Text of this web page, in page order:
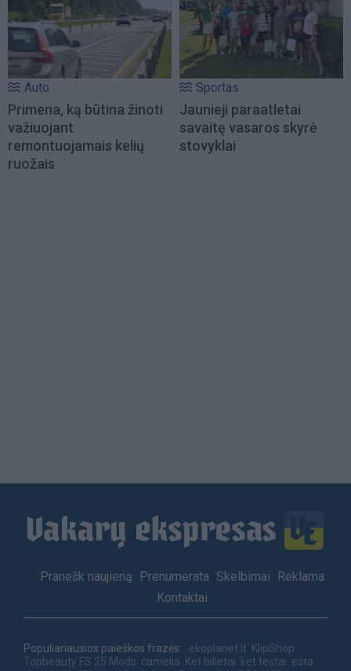
Auto
Primena, ką būtina žinoti
važiuojant
remontuojamais kelių
ruožais
Sportas
Jaunieji paraatletai
savaitę vasaros skyrė
stovyklai
Footer
Pranešk naujieną Prenumerata Skelbimai
Reklama
Kontaktai
Populiariausios paieškos frazės: ekoplanet.lt KlipShop
Topbeauty FS 25 Mods camelia Ket bilietai ket testai esta